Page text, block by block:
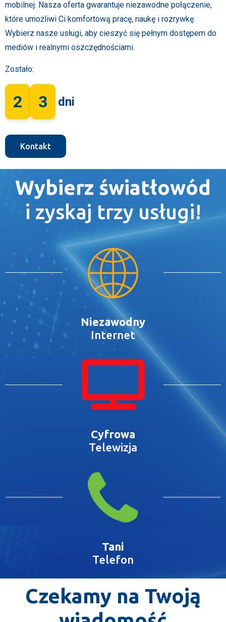
mobilnej. Nasza oferta gwarantuje niezawodne połączenie,
które umożliwi Ci komfortową pracę, naukę i rozrywkę.
Wybierz nasze usługi, aby cieszyć się pełnym dostępem do
mediów i realnymi oszczędnościami.
Zostało:
2 3 dni
Kontakt
Wybierz światłowód
i zyskaj trzy usługi!
Niezawodny
Internet
Cyfrowa
Telewizja
Tani
Telefon
Czekamy na Twoją